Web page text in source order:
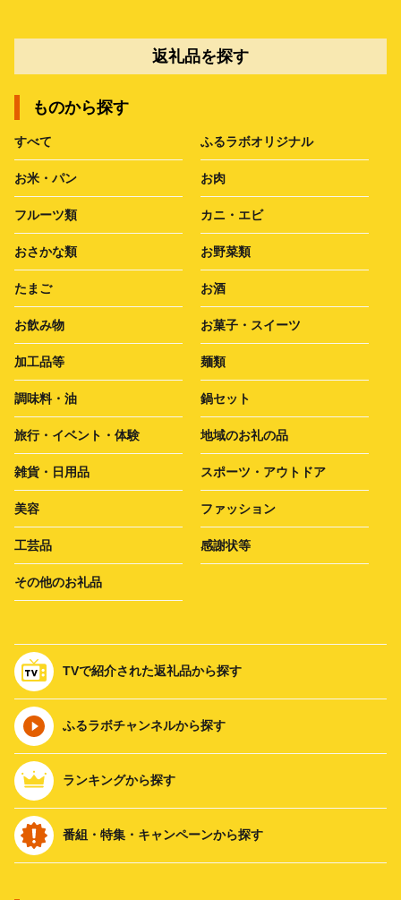
返礼品を探す
ものから探す
すべて ふるラボオリジナル
お米・パン お肉
フルーツ類 カニ・エビ
おさかな類 お野菜類
たまご お酒
お飲み物 お菓子・スイーツ
加工品等 麺類
調味料・油 鍋セット
旅行・イベント・体験 地域のお礼の品
雑貨・日用品 スポーツ・アウトドア
美容 ファッション
工芸品 感謝状等
その他のお礼品
TVで紹介された返礼品から探す
ふるラボチャンネルから探す
ランキングから探す
番組・特集・キャンペーンから探す